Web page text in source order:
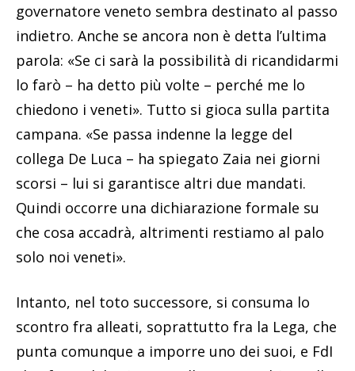
governatore veneto sembra destinato al passo
indietro. Anche se ancora non è detta l’ultima
parola: «Se ci sarà la possibilità di ricandidarmi
lo farò – ha detto più volte – perché me lo
chiedono i veneti». Tutto si gioca sulla partita
campana. «Se passa indenne la legge del
collega De Luca – ha spiegato Zaia nei giorni
scorsi – lui si garantisce altri due mandati.
Quindi occorre una dichiarazione formale su
che cosa accadrà, altrimenti restiamo al palo
solo noi veneti».
Intanto, nel toto successore, si consuma lo
scontro fra alleati, soprattutto fra la Lega, che
punta comunque a imporre uno dei suoi, e FdI